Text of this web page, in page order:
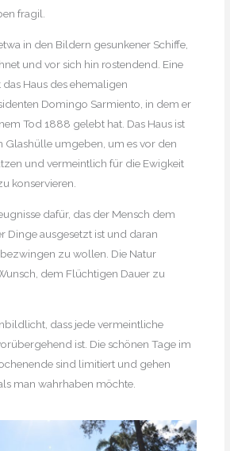
fragil.
in den Bildern gesunkener Schiffe,
und vor sich hin rostendend. Eine
Haus des ehemaligen
Domingo Sarmiento, in dem er
Tod 1888 gelebt hat. Das Haus ist
Glashülle umgeben, um es vor den
und vermeintlich für die Ewigkeit
konservieren.
dafür, das der Mensch dem
Dinge ausgesetzt ist und daran
zu wollen. Die Natur
dem Flüchtigen Dauer zu
dass jede vermeintliche
ist. Die schönen Tage im
sind limitiert und gehen
man wahrhaben möchte.